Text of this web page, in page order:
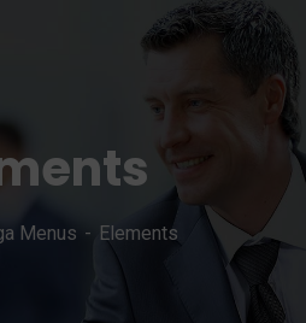
Menus Elements